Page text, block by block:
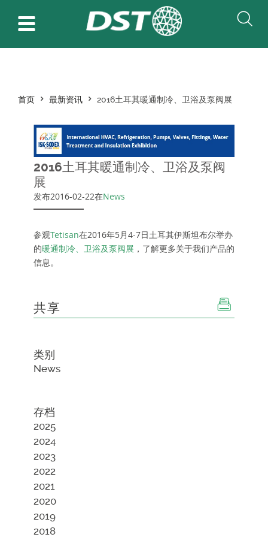
首页 最新资讯 2016土耳其暖通制冷、卫浴及泵阀展
2016土耳其暖通制冷、卫浴及泵阀
展
发布2016-02-22在News
参观Tetisan在2016年5月4-7日土耳其伊斯坦布尔举办
的暖通制冷、卫浴及泵阀展 ，了解更多关于我们产品的
信息。
共享
类别
News
存档
2025
2024
2023
2022
2021
2020
2019
2018